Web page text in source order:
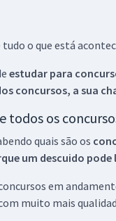
o que está
estudar para
concursos, a sua
todos os
quais são os
um descuido
em
muito mais